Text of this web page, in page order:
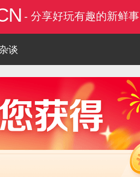
- 分享好玩有趣的新鲜事
谈